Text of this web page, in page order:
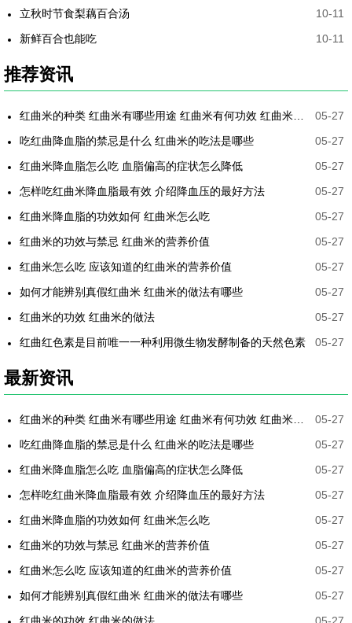
立秋时节食梨藕百合汤
10-11
新鲜百合也能吃
10-11
推荐资讯
05-27
吃红曲降血脂的禁忌是什么 红曲米的吃法是哪些
05-27
红曲米降血脂怎么吃 血脂偏高的症状怎么降低
05-27
怎样吃红曲米降血脂最有效 介绍降血压的最好方法
05-27
红曲米降血脂的功效如何 红曲米怎么吃
05-27
红曲米的功效与禁忌 红曲米的营养价值
05-27
红曲米怎么吃 应该知道的红曲米的营养价值
05-27
如何才能辨别真假红曲米 红曲米的做法有哪些
05-27
红曲米的功效 红曲米的做法
05-27
红曲红色素是目前唯一一种利用微生物发酵制备的天然色素
05-27
最新资讯
05-27
吃红曲降血脂的禁忌是什么 红曲米的吃法是哪些
05-27
红曲米降血脂怎么吃 血脂偏高的症状怎么降低
05-27
怎样吃红曲米降血脂最有效 介绍降血压的最好方法
05-27
红曲米降血脂的功效如何 红曲米怎么吃
05-27
红曲米的功效与禁忌 红曲米的营养价值
05-27
红曲米怎么吃 应该知道的红曲米的营养价值
05-27
如何才能辨别真假红曲米 红曲米的做法有哪些
05-27